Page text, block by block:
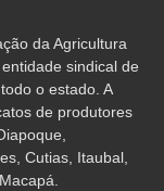
da Agricultura
sindical de
o estado. A
de produtores
Cutias, Itaubal,